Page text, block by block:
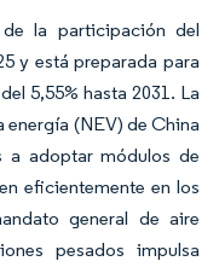
la participación del
y está preparada para
5,55% hasta 2031. La
energía (NEV) de China
a adoptar módulos de
eficientemente en los
general de aire
pesados impulsa